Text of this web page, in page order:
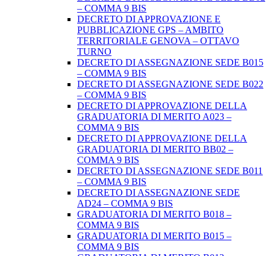
– COMMA 9 BIS
DECRETO DI APPROVAZIONE E
PUBBLICAZIONE GPS – AMBITO
TERRITORIALE GENOVA – OTTAVO
TURNO
DECRETO DI ASSEGNAZIONE SEDE B015
– COMMA 9 BIS
DECRETO DI ASSEGNAZIONE SEDE B022
– COMMA 9 BIS
DECRETO DI APPROVAZIONE DELLA
GRADUATORIA DI MERITO A023 –
COMMA 9 BIS
DECRETO DI APPROVAZIONE DELLA
GRADUATORIA DI MERITO BB02 –
COMMA 9 BIS
DECRETO DI ASSEGNAZIONE SEDE B011
– COMMA 9 BIS
DECRETO DI ASSEGNAZIONE SEDE
AD24 – COMMA 9 BIS
GRADUATORIA DI MERITO B018 –
COMMA 9 BIS
GRADUATORIA DI MERITO B015 –
COMMA 9 BIS